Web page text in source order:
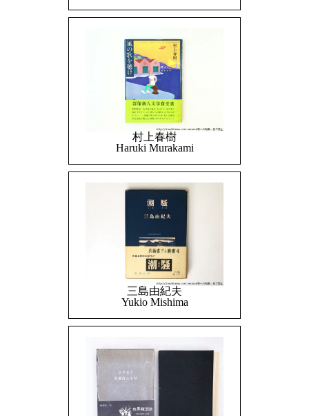
村上春樹
Haruki Murakami
三島由紀夫
Yukio Mishima